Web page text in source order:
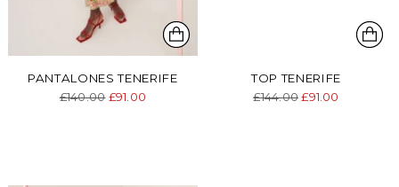
PANTALONES TENERIFE
Precio
£140.00 £91.00
TOP TENERIFE
Precio
£144.00 £91.00